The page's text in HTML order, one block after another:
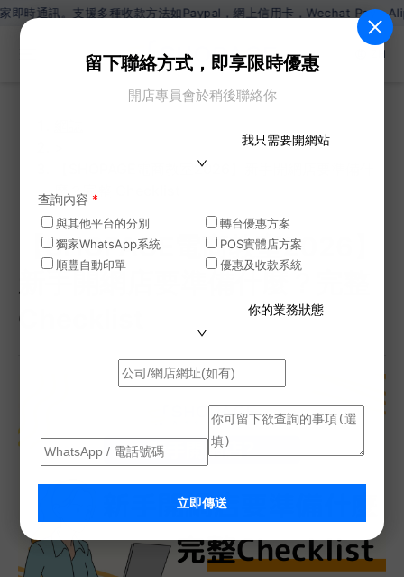
多種收款方法如Paypal，網上信用卡，Wechat Pay，Alipay，銀行過數
ZH
留下聯絡方式，即享限時優惠
開店專員會於稍後聯絡你
我只需要開網站
查詢內容 *
與其他平台的分別
轉台優惠方案
獨家WhatsApp系統
POS實體店方案
順豐自動印單
優惠及收款系統
你的業務狀態
立即傳送
【SHOPAGE電商教室2026】新手開網店要準備什
麼？完整 Checklist
【SHOPAGE電商教室2026】
Checklist